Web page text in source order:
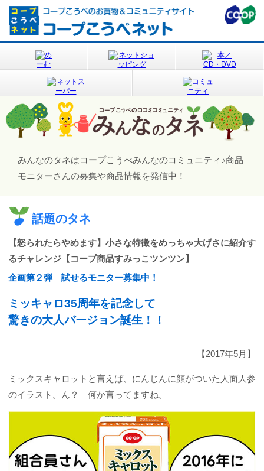
みんなのタネはコープこうべみんなのコミュニティ♪商品
モニターさんの募集や商品情報を発信中！
話題のタネ
【怒られたらやめます】小さな特徴をめっちゃ大げさに紹介す
るチャレンジ【コープ商品すみっこツンツン】
企画第２弾 試せるモニター募集中！
ミッキャロ35周年を記念して
驚きの大人バージョン誕生！！
【2017年5月】
ミックスキャロットと言えば、にんじんに顔がついた人面人参
のイラスト。ん？ 何か言ってますね。